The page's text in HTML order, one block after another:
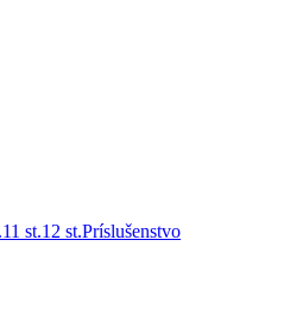
11 st.12 st.Príslušenstvo